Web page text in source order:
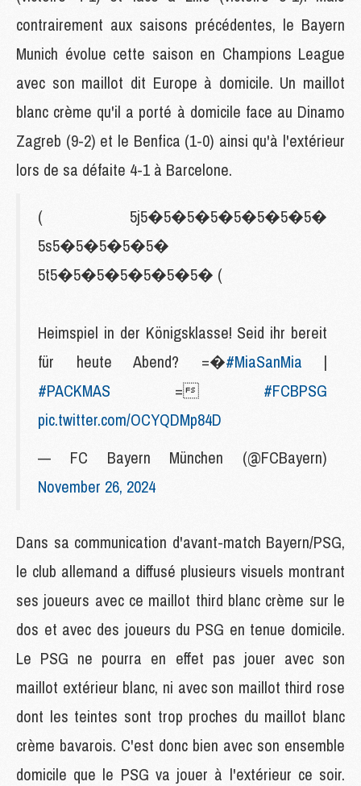
contrairement aux saisons précédentes, le Bayern
Munich évolue cette saison en Champions League
avec son maillot dit Europe à domicile. Un maillot
blanc crème qu'il a porté à domicile face au Dinamo
Zagreb (9-2) et le Benfica (1-0) ainsi qu'à l'extérieur
lors de sa défaite 4-1 à Barcelone.
( 5j5�5�5�5�5�5�5�5�
5s5�5�5�5�5�
5t5�5�5�5�5�5�5� (
Heimspiel in der Königsklasse! Seid ihr bereit
für heute Abend? =�#MiaSanMia |
#PACKMAS = #FCBPSG
pic.twitter.com/OCYQDMp84D
— FC Bayern München (@FCBayern)
November 26, 2024
Dans sa communication d'avant-match Bayern/PSG,
le club allemand a diffusé plusieurs visuels montrant
ses joueurs avec ce maillot third blanc crème sur le
dos et avec des joueurs du PSG en tenue domicile.
Le PSG ne pourra en effet pas jouer avec son
maillot extérieur blanc, ni avec son maillot third rose
dont les teintes sont trop proches du maillot blanc
crème bavarois. C'est donc bien avec son ensemble
domicile que le PSG va jouer à l'extérieur ce soir.